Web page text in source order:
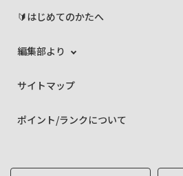
🔰はじめてのかたへ
編集部より
サイトマップ
ポイント/ランクについて